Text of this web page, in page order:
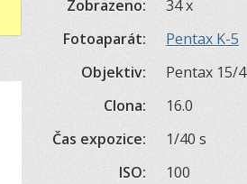
Zobrazeno:
34 x
Fotoaparát:
Pentax K-5
Objektiv:
Pentax 15/4
Clona:
16.0
Čas expozice:
1/40 s
ISO:
100